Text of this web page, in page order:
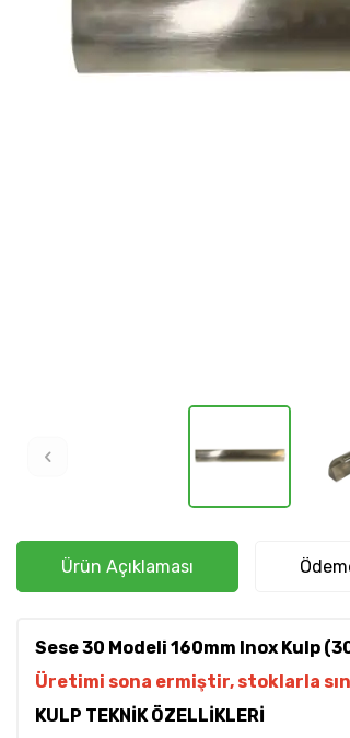
Ürün Açıklaması
Sese 30 Modeli 160mm Inox Kulp
Üretimi sona ermiştir, stoklarla
KULP TEKNİK ÖZELLİKLERİ